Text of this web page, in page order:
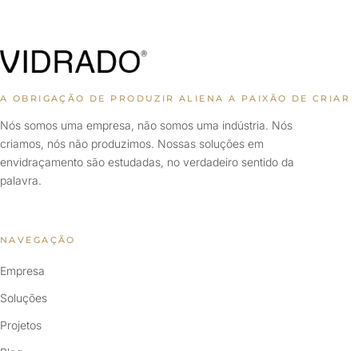
A OBRIGAÇÃO DE PRODUZIR ALIENA A PAIXÃO DE CRIAR
Nós somos uma empresa, não somos uma indústria. Nós
criamos, nós não produzimos. Nossas soluções em
envidraçamento são estudadas, no verdadeiro sentido da
palavra.
NAVEGAÇÃO
Empresa
Soluções
Projetos